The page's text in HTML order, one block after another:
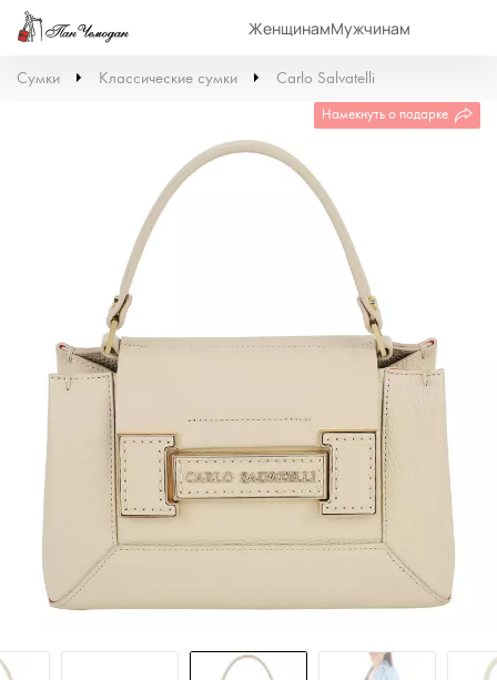
ЖенщинамМужчинам
Сумки Классические сумки Carlo Salvatelli
Намекнуть о подарке